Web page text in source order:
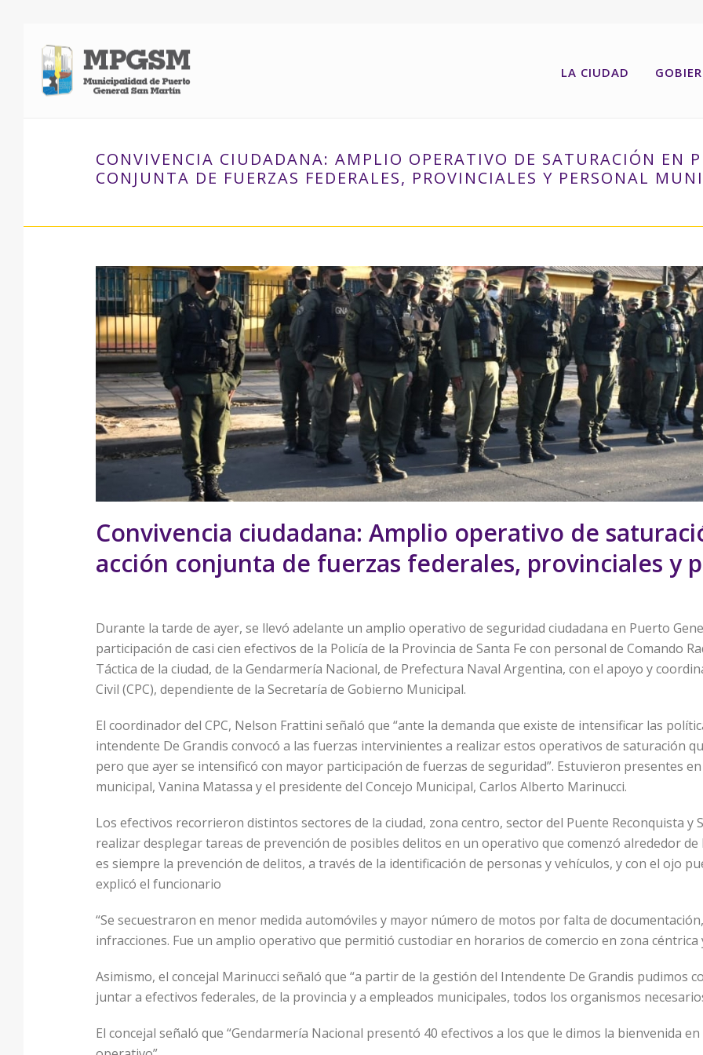
LA CIUDAD
CONVIVENCIA CIUDADANA: AMPLIO OPERATIVO DE SATURACIÓN EN
CONJUNTA DE FUERZAS FEDERALES, PROVINCIALES Y PERSONAL
Convivencia ciudadana: Amplio operativo de
acción conjunta de fuerzas federales, provinciales y
Durante la tarde de ayer, se llevó adelante un amplio operativo de seguridad ciudadana en Puerto
participación de casi cien efectivos de la Policía de la Provincia de Santa Fe con personal de Comando
Táctica de la ciudad, de la Gendarmería Nacional, de Prefectura Naval Argentina, con el apoyo y
Civil (CPC), dependiente de la Secretaría de Gobierno Municipal.
El coordinador del CPC, Nelson Frattini señaló que “ante la demanda que existe de intensificar las
intendente De Grandis convocó a las fuerzas intervinientes a realizar estos operativos de saturación
pero que ayer se intensificó con mayor participación de fuerzas de seguridad”. Estuvieron presentes
municipal, Vanina Matassa y el presidente del Concejo Municipal, Carlos Alberto Marinucci.
Los efectivos recorrieron distintos sectores de la ciudad, zona centro, sector del Puente Reconquista y
realizar desplegar tareas de prevención de posibles delitos en un operativo que comenzó alrededor de
es siempre la prevención de delitos, a través de la identificación de personas y vehículos, y con el ojo
explicó el funcionario
“Se secuestraron en menor medida automóviles y mayor número de motos por falta de
infracciones. Fue un amplio operativo que permitió custodiar en horarios de comercio en zona céntrica
Asimismo, el concejal Marinucci señaló que “a partir de la gestión del Intendente De Grandis pudimos
juntar a efectivos federales, de la provincia y a empleados municipales, todos los organismos
El concejal señaló que “Gendarmería Nacional presentó 40 efectivos a los que le dimos la bienvenida